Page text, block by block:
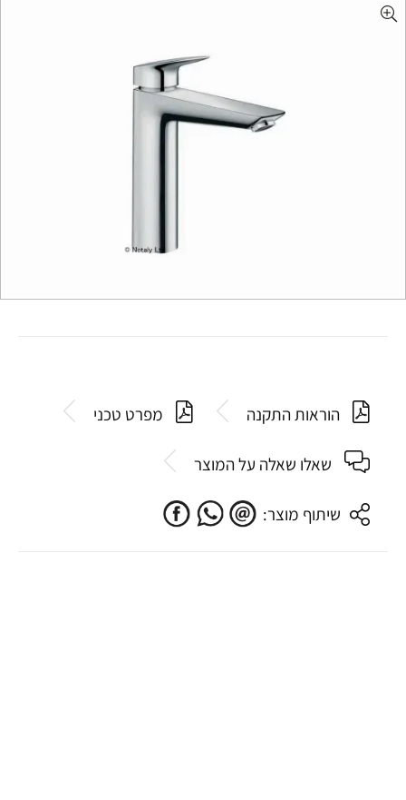
הוראות התקנה מפרט טכני
שאלו שאלה על המוצר
שיתוף מוצר: